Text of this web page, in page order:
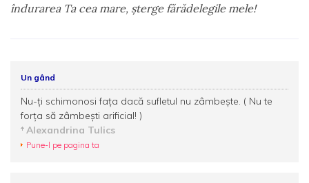
îndurarea Ta cea mare, şterge fărădelegile mele!
Un gând
Nu-ți schimonosi fața dacă sufletul nu zâmbește. ( Nu te
forța să zâmbești arificial! )
Alexandrina Tulics
Pune-l pe pagina ta